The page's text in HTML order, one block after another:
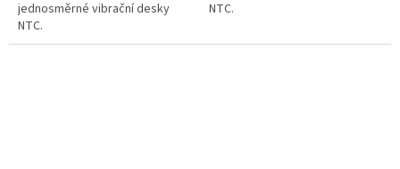
jednosměrné vibrační desky
NTC.
NTC.